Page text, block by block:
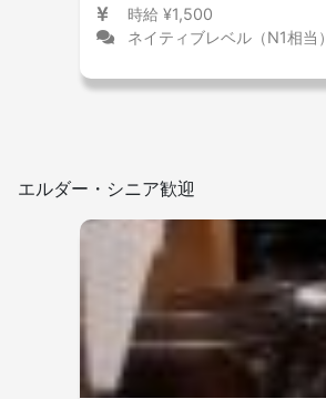
時給 ¥1,500
ネイティブレベル（N1相当）
エルダー・シニア歓迎